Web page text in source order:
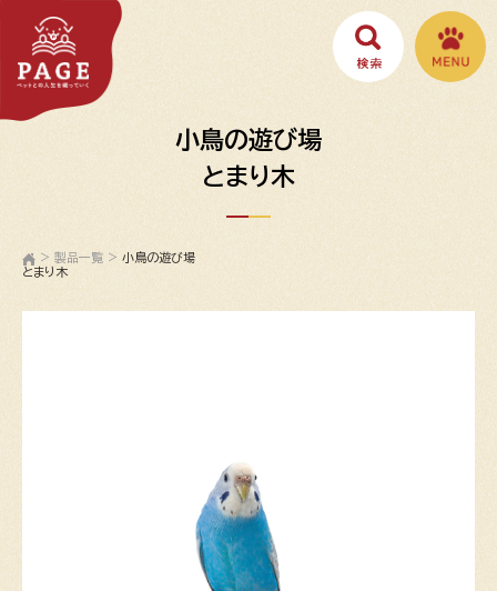
小鳥の遊び場
とまり木
> 製品一覧 > 小鳥の遊び場
とまり木